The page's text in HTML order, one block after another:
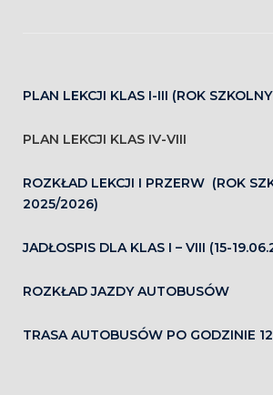
PLAN LEKCJI KLAS I-III (ROK
PLAN LEKCJI KLAS IV-VIII
ROZKŁAD LEKCJI I PRZERW (ROK
2025/2026)
JADŁOSPIS DLA KLAS I – VIII (15-
ROZKŁAD JAZDY AUTOBUSÓW
TRASA AUTOBUSÓW PO GODZINIE